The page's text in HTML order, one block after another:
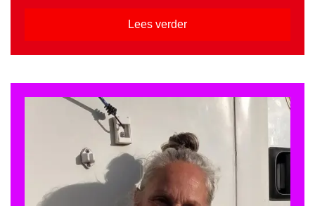
Lees verder